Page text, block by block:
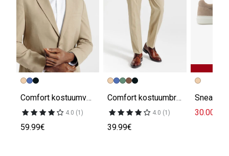
Comfort kostuumvest
4.0 (1)
59.99€
Comfort kostuumbroek
4.0 (1)
39.99€
30.00€